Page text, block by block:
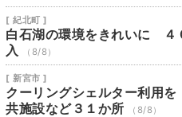
[ 紀北町 ]
白石湖の環境をきれいに ４
入
（8/8）
[ 新宮市 ]
クーリングシェルター利用
共施設など３１か所
（8/8）